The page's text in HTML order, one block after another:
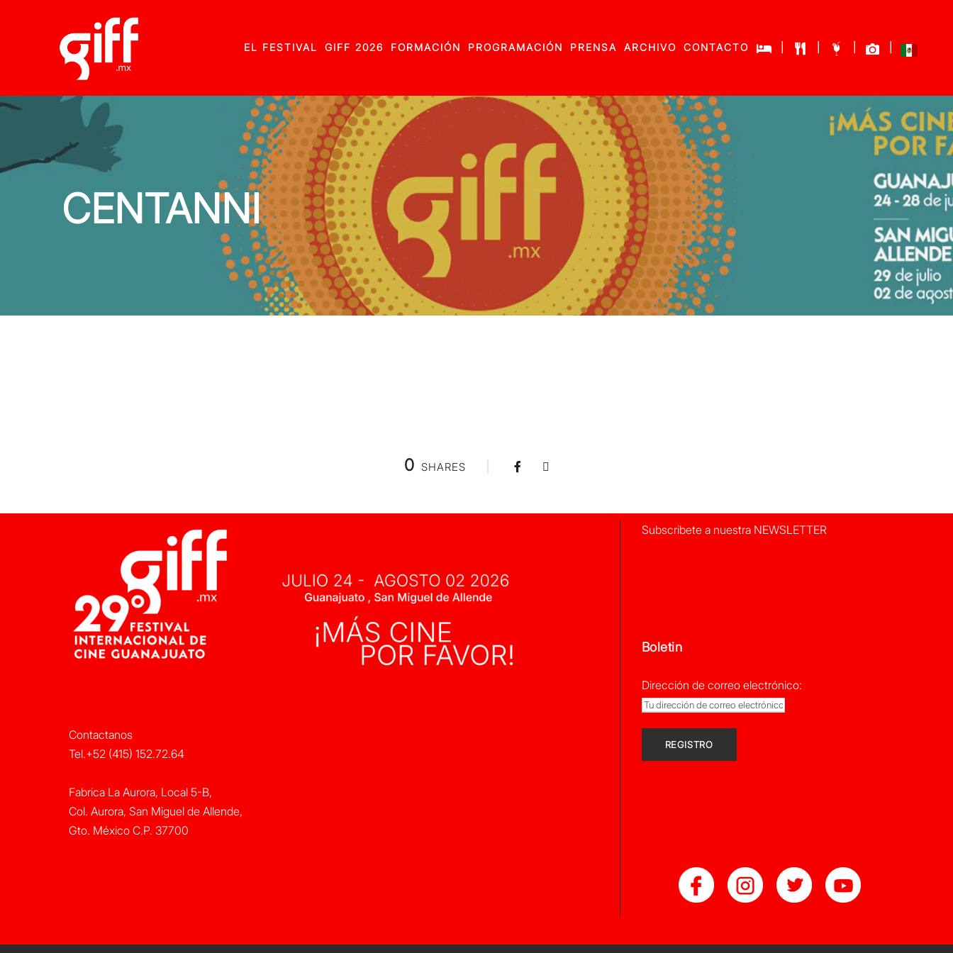
EL FESTIVAL GIFF 2026 FORMACIÓN PROGRAMACIÓN PRENSA ARCHIVO CONTACTO
CENTANNI
0 SHARES
Contactanos
Tel.+52 (415) 152.72.64
Fabrica La Aurora, Local 5-B,
Col. Aurora, San Miguel de Allende,
Gto. México C.P. 37700
Subscribete a nuestra NEWSLETTER
Boletin
Dirección de correo electrónico: